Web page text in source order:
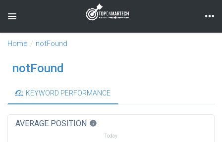
Toggle navigation
Home notFound
notFound
KEYWORD PERFORMANCE
AVERAGE POSITION info
Today